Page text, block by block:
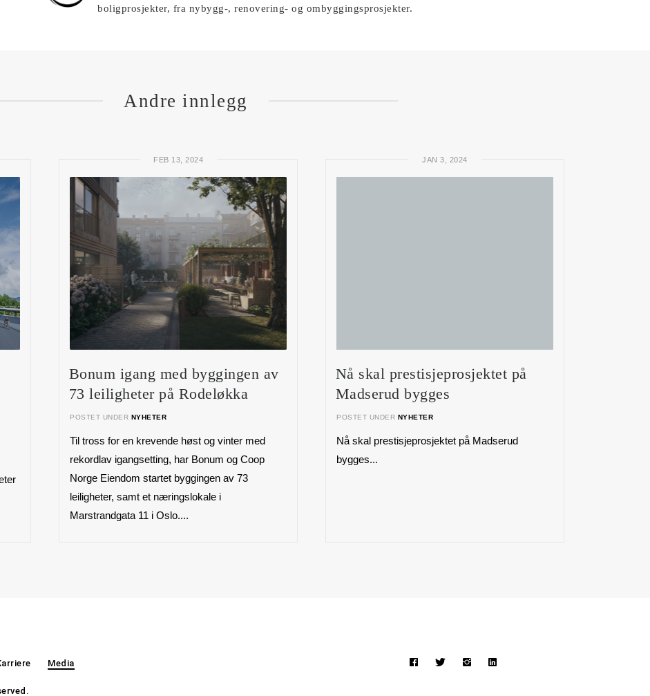
boligprosjekter, fra nybygg-, renovering- og ombyggingsprosjekter.
Andre innlegg
FEB 13, 2024
Bonum igang med byggingen av
73 leiligheter på Rodeløkka
POSTET UNDER NYHETER
Til tross for en krevende høst og vinter med
rekordlav igangsetting, har Bonum og Coop
Norge Eiendom startet byggingen av 73
leiligheter, samt et næringslokale i
Marstrandgata 11 i Oslo....
JAN 3, 2024
Nå skal prestisjeprosjektet på
Madserud bygges
POSTET UNDER NYHETER
Nå skal prestisjeprosjektet på Madserud
bygges...
Media